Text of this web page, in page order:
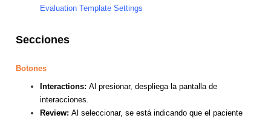
Evaluation Template Settings
Secciones
Botones
Interactions: Al presionar, despliega la pantalla de
interacciones.
Review: Al seleccionar, se está indicando que el paciente